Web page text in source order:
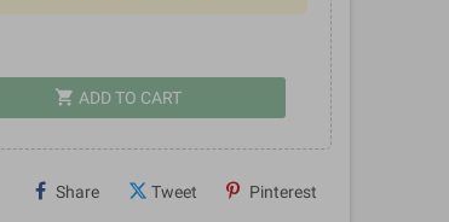
shopping_cart ADD TO CART
Share Tweet Pinterest